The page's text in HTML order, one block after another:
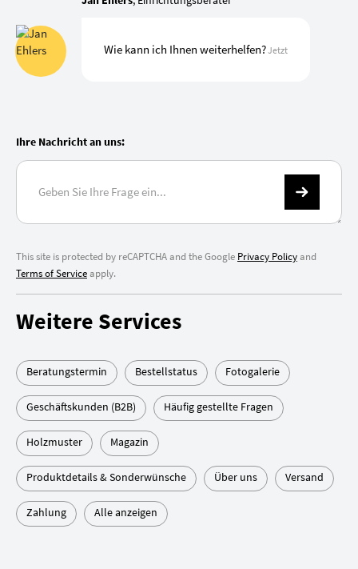
Wie kann ich Ihnen weiterhelfen?Jetzt
Ihre Nachricht an uns:
This site is protected by reCAPTCHA and the Google Privacy Policyand
Terms of Serviceapply.
Weitere Services
Beratungstermin Bestellstatus Fotogalerie
Geschäftskunden (B2B) Häufig gestellte Fragen
Holzmuster Magazin
Produktdetails & Sonderwünsche Über uns Versand
Zahlung Alle anzeigen